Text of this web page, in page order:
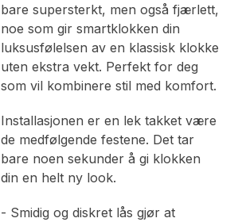
bare supersterkt, men også fjærlett,
noe som gir smartklokken din
luksusfølelsen av en klassisk klokke
uten ekstra vekt. Perfekt for deg
som vil kombinere stil med komfort.
Installasjonen er en lek takket være
de medfølgende festene. Det tar
bare noen sekunder å gi klokken
din en helt ny look.
- Smidig og diskret lås gjør at